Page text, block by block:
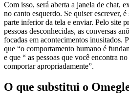
Com isso, será aberta a janela de chat,
no canto esquerdo. Se quiser escrever,
parte inferior da tela e enviar. Pelo site
pessoas desconhecidas, as conversas
focadas em acontecimentos inusitados.
que “o comportamento humano é
e que “ as pessoas que você encontra
comportar apropriadamente”.
O que substitui o